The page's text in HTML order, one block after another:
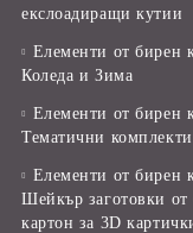
екслоадиращи кутии
Елементи от бирен
Коледа и Зима
Елементи от бирен
Тематични комплекти
Елементи от бирен
Шейкър заготовки от
картон за 3D